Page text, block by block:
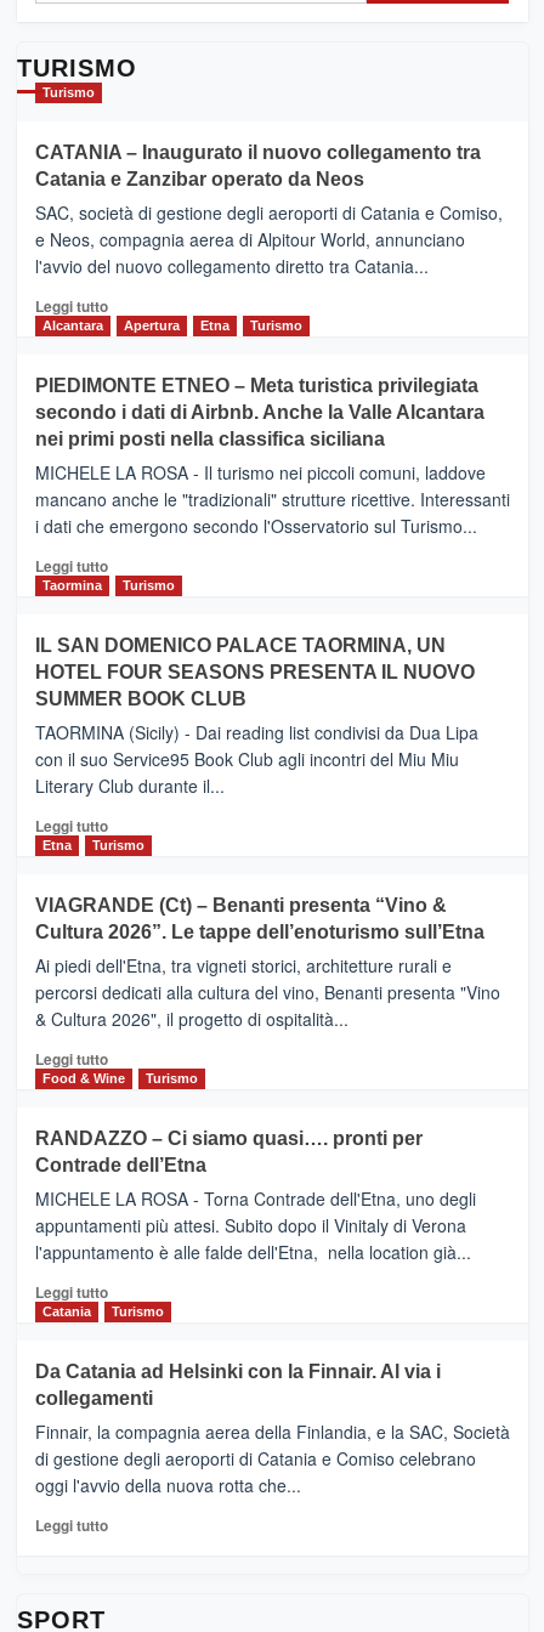
TURISMO
Turismo
CATANIA – Inaugurato il nuovo collegamento tra
Catania e Zanzibar operato da Neos
SAC, società di gestione degli aeroporti di Catania e Comiso,
e Neos, compagnia aerea di Alpitour World, annunciano
l'avvio del nuovo collegamento diretto tra Catania...
Leggi tuttoLeggi
CATANIA
–
Inaugurato
il
nuovo
collegamento
tra
e
Zanzibar
da
Neos
Alcantara Apertura Etna Turismo
PIEDIMONTE ETNEO – Meta turistica privilegiata
secondo i dati di Airbnb. Anche la Valle Alcantara
nei primi posti nella classifica siciliana
MICHELE LA ROSA - Il turismo nei piccoli comuni, laddove
mancano anche le "tradizionali" strutture ricettive. Interessanti
i dati che emergono secondo l'Osservatorio sul Turismo...
Leggi tuttoLeggi
PIEDIMONTE
ETNEO
–
Meta
turistica
privilegiata
secondo
dati
di
Anche
la
Alcantara
nei
primi
nella
classifica
Taormina Turismo
IL SAN DOMENICO PALACE TAORMINA, UN
HOTEL FOUR SEASONS PRESENTA IL NUOVO
SUMMER BOOK CLUB
TAORMINA (Sicily) - Dai reading list condivisi da Dua Lipa
con il suo Service95 Book Club agli incontri del Miu Miu
Literary Club durante il...
Leggi tuttoLeggi
di
IL
SAN
DOMENICO
PALACE
TAORMINA,
UN
HOTEL
FOUR
IL
NUOVO
SUMMER
CLUB
Etna Turismo
VIAGRANDE (Ct) – Benanti presenta “Vino &
Cultura 2026”. Le tappe dell’enoturismo sull’Etna
Ai piedi dell'Etna, tra vigneti storici, architetture rurali e
percorsi dedicati alla cultura del vino, Benanti presenta "Vino
& Cultura 2026", il progetto di ospitalità...
Leggi tuttoLeggi
di
VIAGRANDE
(Ct)
–
Benanti
presenta
“Vino
&
Cultura
tappe
dell’enoturismo
Food & Wine Turismo
RANDAZZO – Ci siamo quasi…. pronti per
Contrade dell’Etna
MICHELE LA ROSA - Torna Contrade dell'Etna, uno degli
appuntamenti più attesi. Subito dopo il Vinitaly di Verona
l'appuntamento è alle falde dell'Etna, nella location già...
Leggi tuttoLeggi
di
RANDAZZO
–
Ci
siamo
quasi….
pronti
per
Catania Turismo
Da Catania ad Helsinki con la Finnair. Al via i
collegamenti
Finnair, la compagnia aerea della Finlandia, e la SAC, Società
di gestione degli aeroporti di Catania e Comiso celebrano
oggi l'avvio della nuova rotta che...
Leggi tuttoLeggi
SPORT